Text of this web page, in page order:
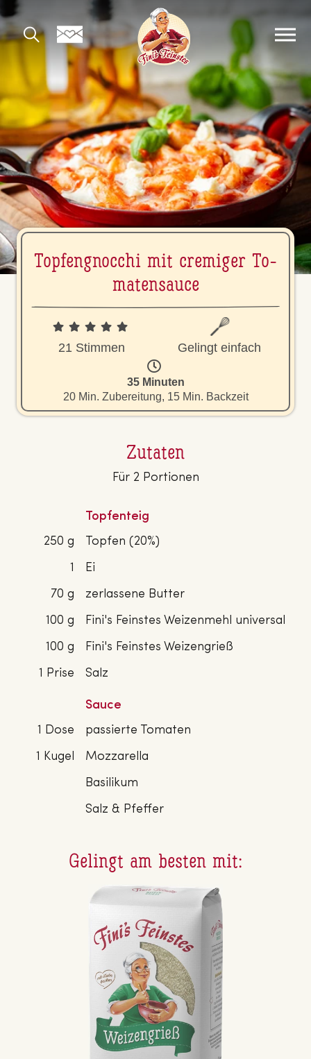
Top­fen­gnoc­chi mit cremiger To­
ma­ten­sauce
21 Stimmen Gelingt einfach
35 Minuten
20 Min. Zubereitung, 15 Min. Backzeit
Zutaten
Für 2 Portionen
Topfenteig
250 g
Topfen (20%)
1
Ei
70 g
zerlassene Butter
100 g
Fini's Feinstes Weizenmehl universal
100 g
Fini's Feinstes Weizengrieß
1 Prise
Salz
Sauce
1 Dose
passierte Tomaten
1 Kugel
Mozzarella
Basilikum
Salz & Pfeffer
Gelingt am besten mit: